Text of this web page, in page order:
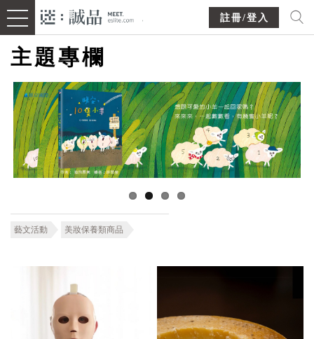
註冊/登入
主題專欄
藝文活動 美妝保養類商品